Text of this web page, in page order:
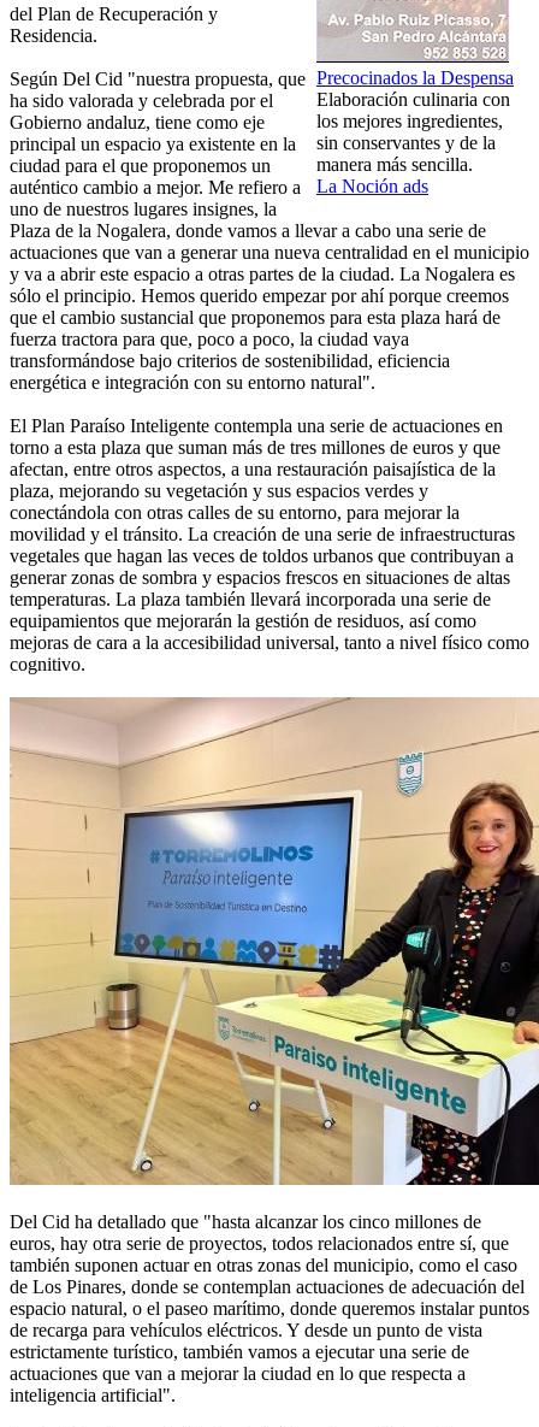
Precocinados la Despensa
Elaboración culinaria con
los mejores ingredientes,
sin conservantes y de la
manera más sencilla.
La Noción ads
del Plan de Recuperación y
Residencia.
Según Del Cid "nuestra propuesta, que
ha sido valorada y celebrada por el
Gobierno andaluz, tiene como eje
principal un espacio ya existente en la
ciudad para el que proponemos un
auténtico cambio a mejor. Me refiero a
uno de nuestros lugares insignes, la
Plaza de la Nogalera, donde vamos a llevar a cabo una serie de
actuaciones que van a generar una nueva centralidad en el municipio
y va a abrir este espacio a otras partes de la ciudad. La Nogalera es
sólo el principio. Hemos querido empezar por ahí porque creemos
que el cambio sustancial que proponemos para esta plaza hará de
fuerza tractora para que, poco a poco, la ciudad vaya
transformándose bajo criterios de sostenibilidad, eficiencia
energética e integración con su entorno natural".
El Plan Paraíso Inteligente contempla una serie de actuaciones en
torno a esta plaza que suman más de tres millones de euros y que
afectan, entre otros aspectos, a una restauración paisajística de la
plaza, mejorando su vegetación y sus espacios verdes y
conectándola con otras calles de su entorno, para mejorar la
movilidad y el tránsito. La creación de una serie de infraestructuras
vegetales que hagan las veces de toldos urbanos que contribuyan a
generar zonas de sombra y espacios frescos en situaciones de altas
temperaturas. La plaza también llevará incorporada una serie de
equipamientos que mejorarán la gestión de residuos, así como
mejoras de cara a la accesibilidad universal, tanto a nivel físico como
cognitivo.
Del Cid ha detallado que "hasta alcanzar los cinco millones de
euros, hay otra serie de proyectos, todos relacionados entre sí, que
también suponen actuar en otras zonas del municipio, como el caso
de Los Pinares, donde se contemplan actuaciones de adecuación del
espacio natural, o el paseo marítimo, donde queremos instalar puntos
de recarga para vehículos eléctricos. Y desde un punto de vista
estrictamente turístico, también vamos a ejecutar una serie de
actuaciones que van a mejorar la ciudad en lo que respecta a
inteligencia artificial".